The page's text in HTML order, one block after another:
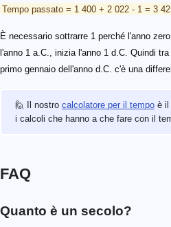
Tempo passato = 1 400 + 2 022 - 1 = 3
È necessario sottrarre 1 perché l'anno
l'anno 1 a.C., inizia l'anno 1 d.C. Quindi
primo gennaio dell'anno d.C. c'è una
🙋 Il nostro calcolatore per il tempo è il
i calcoli che hanno a che fare con il
FAQ
Quanto è un secolo?